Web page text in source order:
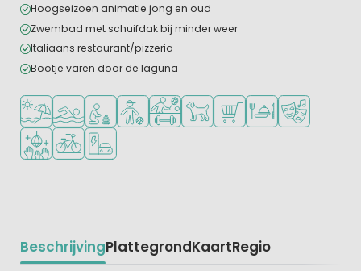
Hoogseizoen animatie jong en oud
Zwembad met schuifdak bij minder weer
Italiaans restaurant/pizzeria
Bootje varen door de laguna
Ligt bij strand en zee
Openlucht zwembad
Aanbevolen voor jonge kinderen
Aanbevolen voor tieners
Veel mogelijkheden om te sporten
Huisdieren toegestaan
Campingwinkel/
Restaurant of
DiscotheekFietsverhuurLaadpaal elektrische auto
BeschrijvingPlattegrondKaartRegio